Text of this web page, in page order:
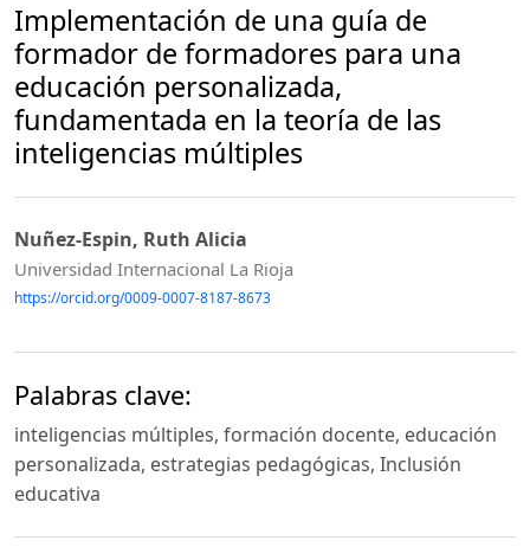
Implementación de una guía de
formador de formadores para una
educación personalizada,
fundamentada en la teoría de las
inteligencias múltiples
Nuñez-Espin, Ruth Alicia
Universidad Internacional La Rioja
https://orcid.org/0009-0007-8187-8673
Palabras clave:
inteligencias múltiples, formación docente, educación
personalizada, estrategias pedagógicas, Inclusión
educativa